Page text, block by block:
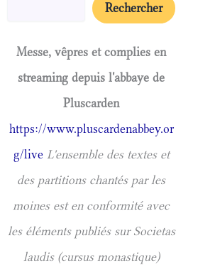
Rechercher
Messe, vêpres et complies en
streaming depuis l'abbaye de
Pluscarden
https://www.pluscardenabbey.or
g/live L'ensemble des textes et
des partitions chantés par les
moines est en conformité avec
les éléments publiés sur Societas
laudis (cursus monastique)